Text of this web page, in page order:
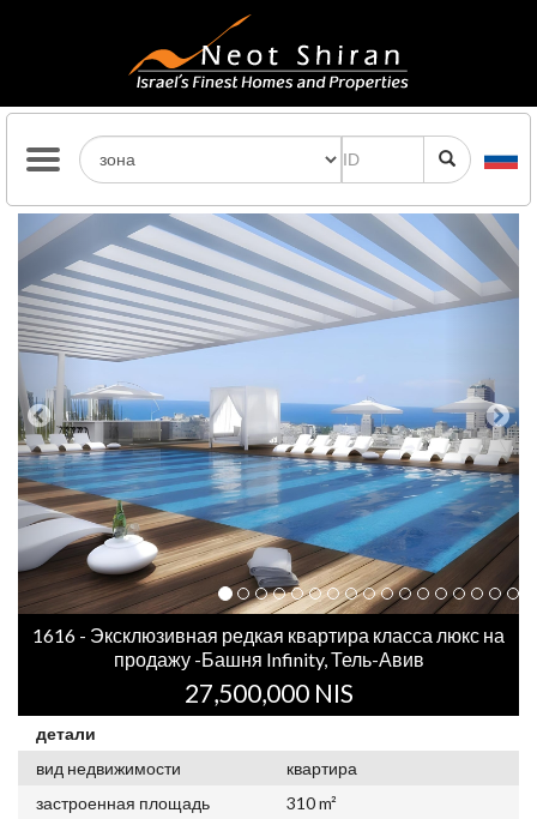
Previous Next
1616 - Эксклюзивная редкая квартира класса люкс на
продажу -Башня Infinity, Тель-Авив
27,500,000 NIS
детали
вид недвижимости
квартира
застроенная площадь
310 m²